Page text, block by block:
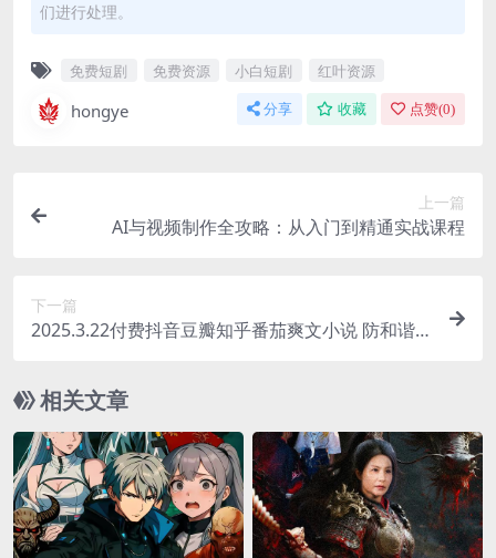
们进行处理。
免费短剧 免费资源 小白短剧 红叶资源
hongye 分享 收藏 点赞(0)
上一篇
AI与视频制作全攻略：从入门到精通实战课程
下一篇
2025.3.22付费抖音豆瓣知乎番茄爽文小说 防和谐
相关文章